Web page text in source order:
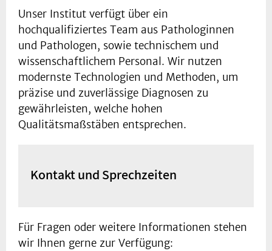
Unser Institut verfügt über ein
hochqualifiziertes Team aus Pathologinnen
und Pathologen, sowie technischem und
wissenschaftlichem Personal. Wir nutzen
modernste Technologien und Methoden, um
präzise und zuverlässige Diagnosen zu
gewährleisten, welche hohen
Qualitätsmaßstäben entsprechen.
Kontakt und Sprechzeiten
Für Fragen oder weitere Informationen stehen
wir Ihnen gerne zur Verfügung: